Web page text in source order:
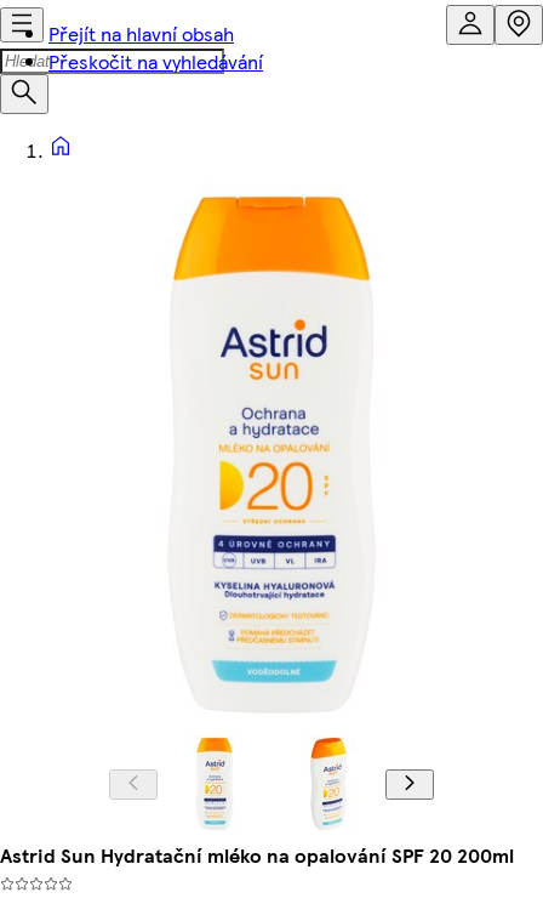
Přejít na hlavní obsah
Přeskočit na vyhledávání
Astrid Sun Hydratační mléko na opalování SPF 20 200ml